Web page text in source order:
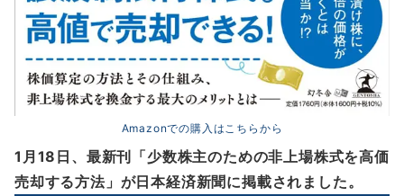
Amazonでの購入はこちらから
1月18日、最新刊「少数株主のための非上場株式を高価
売却する方法」が日本経済新聞に掲載されました。